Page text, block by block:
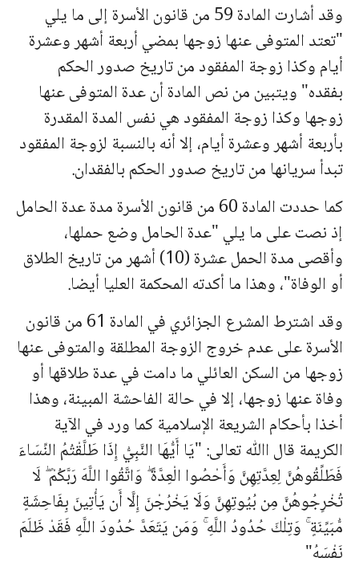
وقد أشارت المادة 59 من قانون الأسرة إلى ما يلي
"تعتد المتوفى عنها زوجها بمضي أربعة أشهر وعشرة
أيام وكذا زوجة المفقود من تاريخ صدور الحكم
بفقده" ويتبين من نص المادة أن عدة المتوفى عنها
زوجها وكذا زوجة المفقود هي نفس المدة المقدرة
بأربعة أشهر وعشرة أيام، إلا أنه بالنسبة لزوجة المفقود
تبدأ سريانها من تاريخ صدور الحكم بالفقدان.
كما حددت المادة 60 من قانون الأسرة مدة عدة الحامل
إذ نصت على ما يلي "عدة الحامل وضع حملها،
وأقصى مدة الحمل عشرة (10) أشهر من تاريخ الطلاق
أو الوفاة"، وهذا ما أكدته المحكمة العليا أيضا.
وقد اشترط المشرع الجزائري في المادة 61 من قانون
الأسرة على عدم خروج الزوجة المطلقة والمتوفى عنها
زوجها من السكن العائلي ما دامت في عدة طلاقها أو
وفاة عنها زوجها، إلا في حالة الفاحشة المبينة، وهذا
أخذا بأحكام الشريعة الإسلامية كما ورد في الآية
الكريمة قال اﷲ تعالى: "يَا أَيُّهَا النَّبِيُّ إِذَا طَلَّقْتُمُ النِّسَاءَ
فَطَلِّقُوهُنَّ لِعِدَّتِهِنَّ وَأَحْصُوا الْعِدَّةَ ۖ وَاتَّقُوا اللَّهَ رَبَّكُمْ ۖ لَا
تُخْرِجُوهُنَّ مِن بُيُوتِهِنَّ وَلَا يَخْرُجْنَ إِلَّا أَن يَأْتِينَ بِفَاحِشَةٍ
مُّبَيِّنَةٍ ۚ وَتِلْكَ حُدُودُ اللَّهِ ۚ وَمَن يَتَعَدَّ حُدُودَ اللَّهِ فَقَدْ ظَلَمَ
نَفْسَهُ"